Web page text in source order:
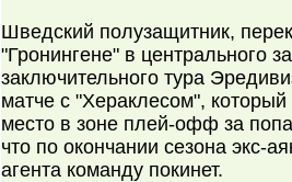
Шведский полузащитник,
"Гронингене" в центрального
заключительного тура
матче с "Хераклесом",
место в зоне плей-офф за
что по окончании сезона экс-
агента команду покинет.